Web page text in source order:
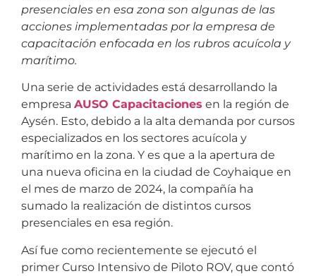
presenciales en esa zona son algunas de las
acciones implementadas por la empresa de
capacitación enfocada en los rubros acuícola y
marítimo.
Una serie de actividades está desarrollando la
empresa AUSO Capacitaciones en la región de
Aysén. Esto, debido a la alta demanda por cursos
especializados en los sectores acuícola y
marítimo en la zona. Y es que a la apertura de
una nueva oficina en la ciudad de Coyhaique en
el mes de marzo de 2024, la compañía ha
sumado la realización de distintos cursos
presenciales en esa región.
Así fue como recientemente se ejecutó el
primer Curso Intensivo de Piloto ROV, que contó